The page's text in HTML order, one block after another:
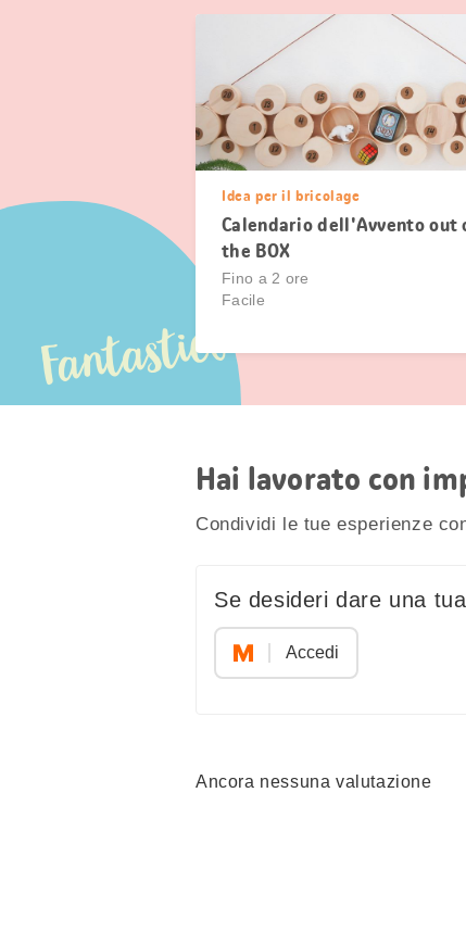
Idea per il bricolage
Calendario dell'Avvento out
the BOX
Fino a 2 ore
Facile
Fantastico
Hai lavorato con
Condividi le tue esperienze
Se desideri dare una
Accedi
Ancora nessuna valutazione